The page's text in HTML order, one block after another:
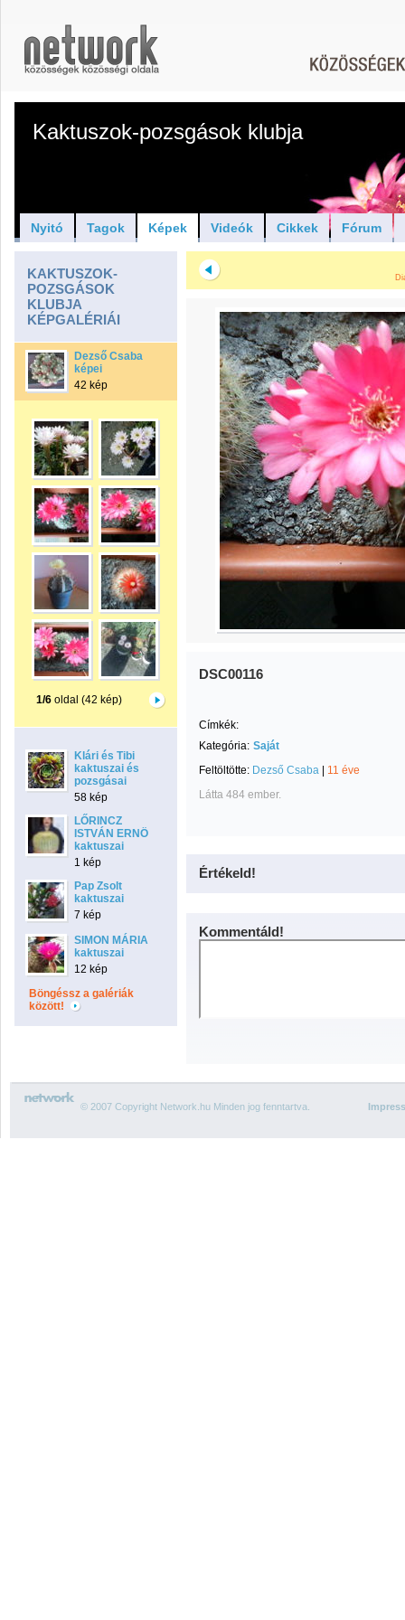
Kaktuszok-pozsgások klubja
Nyitó Tagok Képek Videók Cikkek Fórum
KAKTUSZOK-
POZSGÁSOK
KLUBJA
KÉPGALÉRIÁI
Dezső Csaba
képei
42 kép
1/6oldal (42 kép)
Klári és Tibi
kaktuszai és
pozsgásai
58 kép
LŐRINCZ
ISTVÁN ERNÖ
kaktuszai
1 kép
Pap Zsolt
kaktuszai
7 kép
SIMON MÁRIA
kaktuszai
12 kép
Böngéssz a galériák
között!
DSC00116
Címkék:
Kategória: Saját
Feltöltötte: Dezső Csaba
11 éve
Látta 484 ember.
Értékeld!
Kommentáld!
© 2007 Copyright Network.hu Minden jog fenntartva.